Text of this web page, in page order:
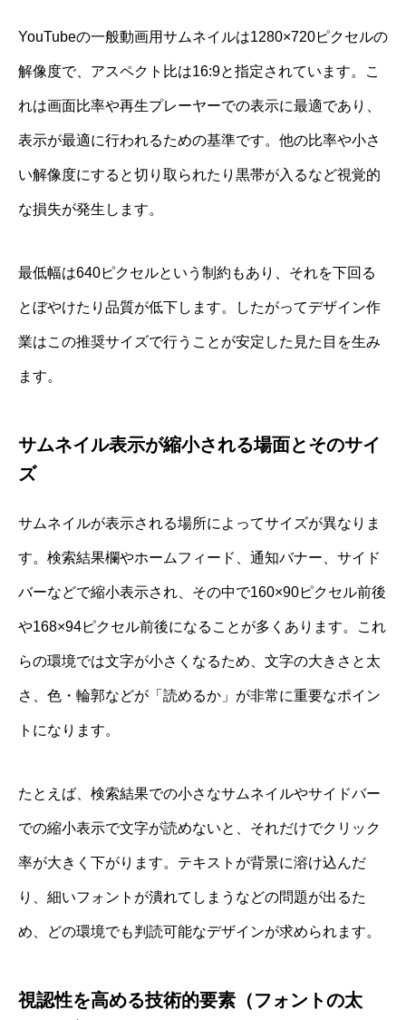
YouTubeの一般動画用サムネイルは1280×720ピクセルの
解像度で、アスペクト比は16:9と指定されています。こ
れは画面比率や再生プレーヤーでの表示に最適であり、
表示が最適に行われるための基準です。他の比率や小さ
い解像度にすると切り取られたり黒帯が入るなど視覚的
な損失が発生します。
最低幅は640ピクセルという制約もあり、それを下回る
とぼやけたり品質が低下します。したがってデザイン作
業はこの推奨サイズで行うことが安定した見た目を生み
ます。
サムネイル表示が縮小される場面とそのサイ
ズ
サムネイルが表示される場所によってサイズが異なりま
す。検索結果欄やホームフィード、通知バナー、サイド
バーなどで縮小表示され、その中で160×90ピクセル前後
や168×94ピクセル前後になることが多くあります。これ
らの環境では文字が小さくなるため、文字の大きさと太
さ、色・輪郭などが「読めるか」が非常に重要なポイン
トになります。
たとえば、検索結果での小さなサムネイルやサイドバー
での縮小表示で文字が読めないと、それだけでクリック
率が大きく下がります。テキストが背景に溶け込んだ
り、細いフォントが潰れてしまうなどの問題が出るた
め、どの環境でも判読可能なデザインが求められます。
視認性を高める技術的要素（フォントの太